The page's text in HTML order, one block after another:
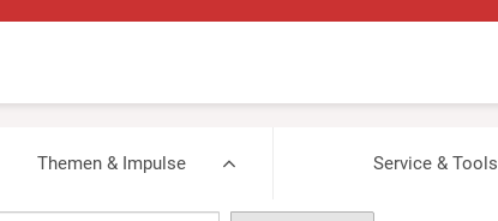
Themen & Impulse Service & Tools